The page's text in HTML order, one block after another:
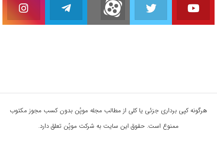
هرگونه کپی برداری جزئی یا کلی از مطالب مجله موپُن بدون کسب مجوز مکتوب
ممنوع است. حقوق این سایت به شرکت موپُن تعلق دارد.